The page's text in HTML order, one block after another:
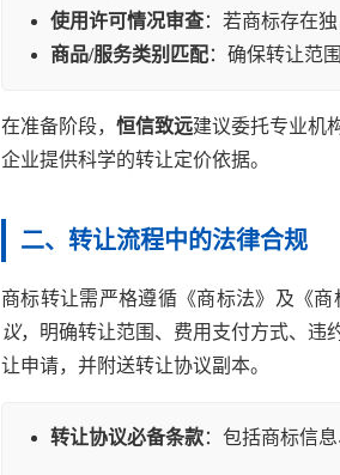
使用许可情况审查：若商标存在
商品/服务类别匹配：确保转让范
在准备阶段， 恒信致远建议委托专业机
企业提供科学的转让定价依据。
二、转让流程中的法律合规
商标转让需严格遵循《商标法》及《
议，明确转让范围、费用支付方式、违
让申请，并附送转让协议副本。
转让协议必备条款：包括商标信